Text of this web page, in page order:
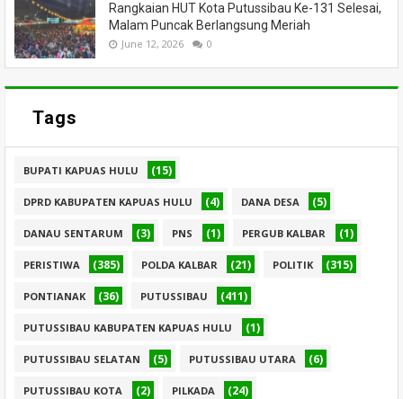
Rangkaian HUT Kota Putussibau Ke-131 Selesai,
Malam Puncak Berlangsung Meriah
June 12, 2026 0
Tags
BUPATI KAPUAS HULU (15)
DPRD KABUPATEN KAPUAS HULU (4) DANA DESA (5)
DANAU SENTARUM (3) PNS (1) PERGUB KALBAR (1)
PERISTIWA (385) POLDA KALBAR (21) POLITIK (315)
PONTIANAK (36) PUTUSSIBAU (411)
PUTUSSIBAU KABUPATEN KAPUAS HULU (1)
PUTUSSIBAU SELATAN (5) PUTUSSIBAU UTARA (6)
PUTUSSIBAU KOTA (2) PILKADA (24)